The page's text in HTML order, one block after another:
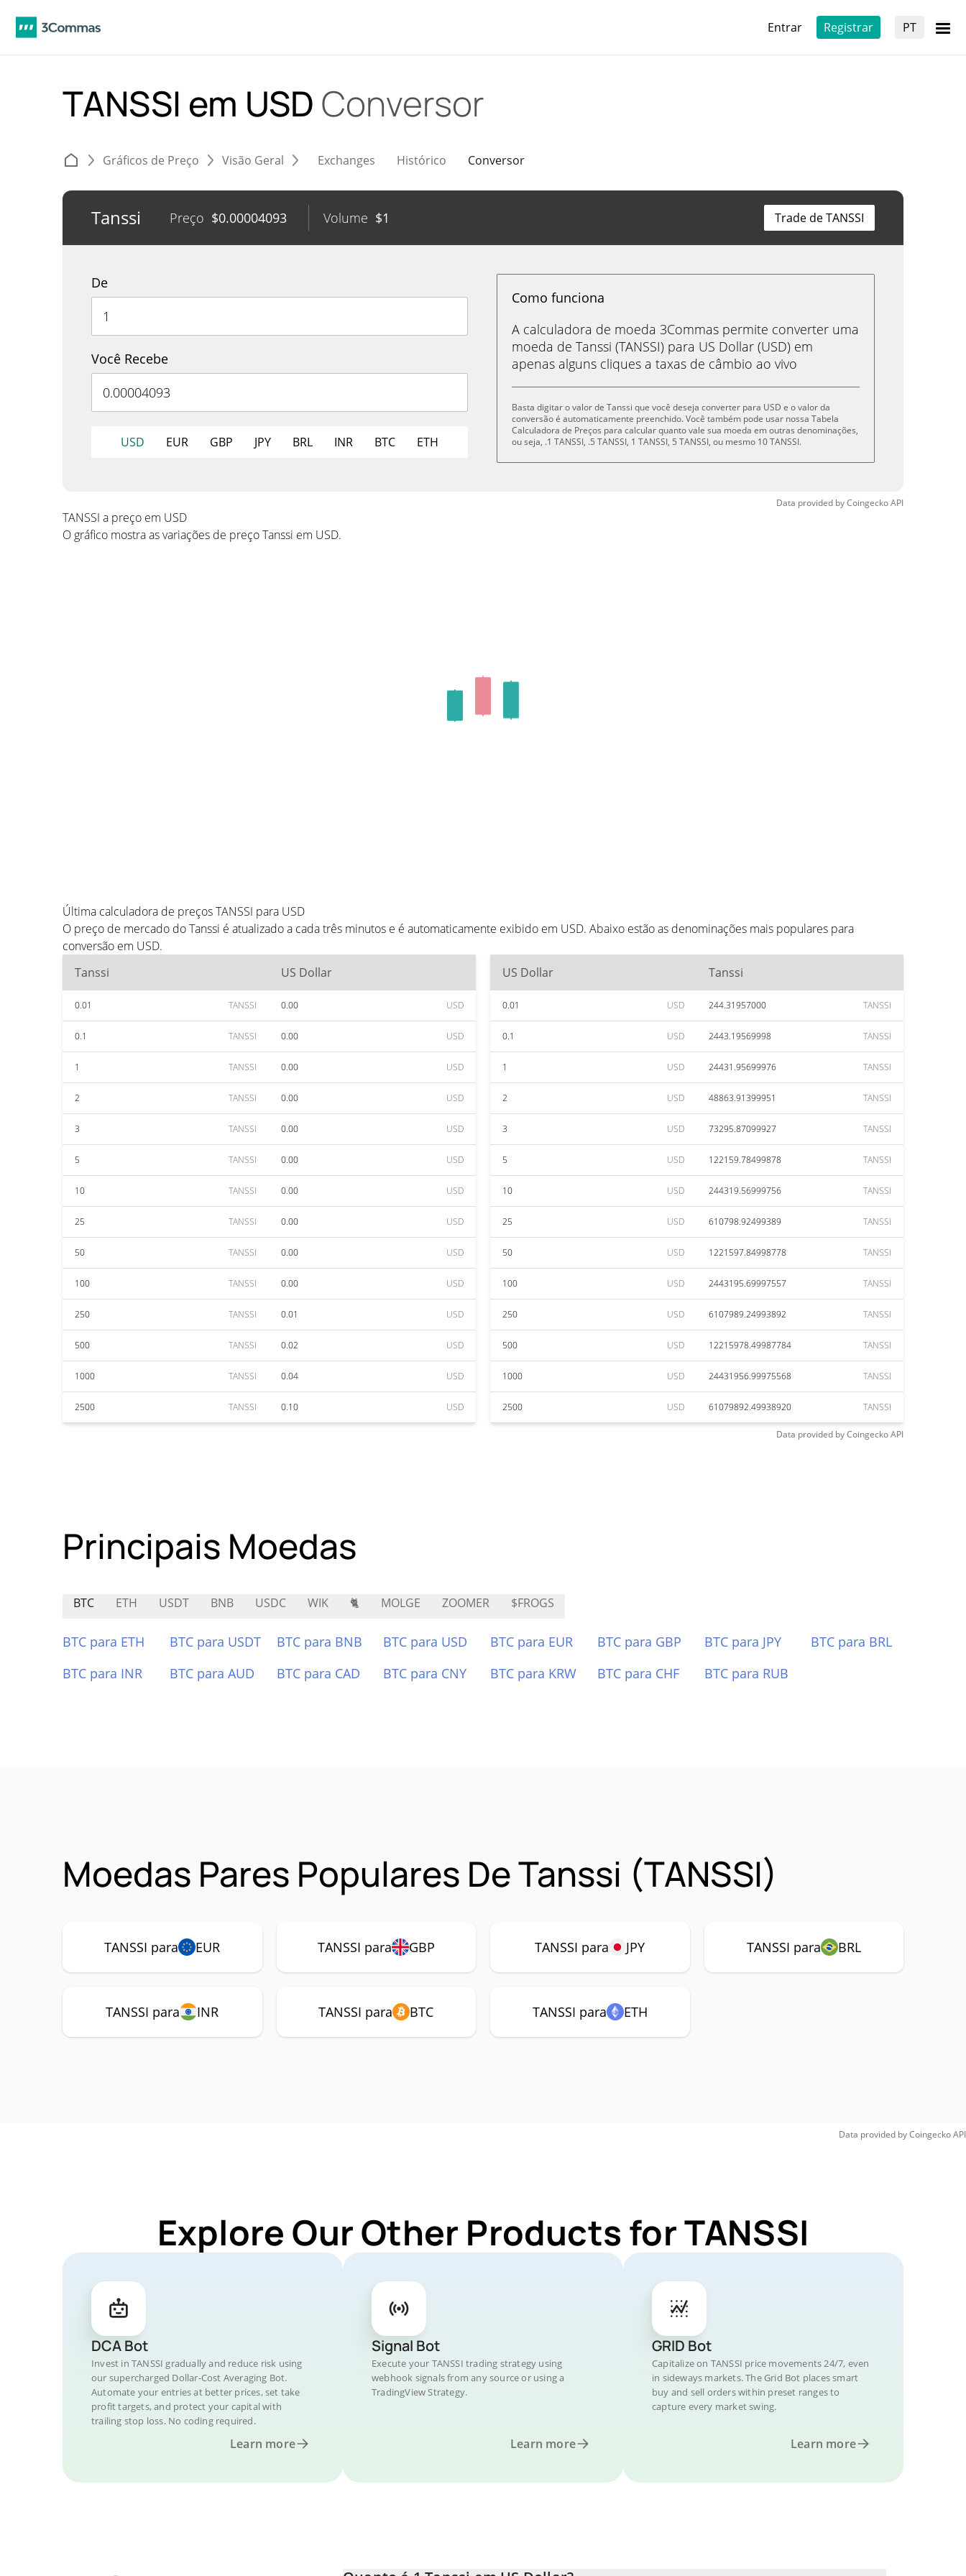
Entrar Registrar PT
TANSSI em USD Conversor
Gráficos de Preço Visão Geral Exchanges Histórico Conversor
Tanssi Preço $0.00004093 Volume $1 Trade de TANSSI
De
Você Recebe
USD EUR GBP JPY BRL INR BTC ETH
Como funciona
A calculadora de moeda 3Commas permite converter uma
moeda de Tanssi (TANSSI) para US Dollar (USD) em
apenas alguns cliques a taxas de câmbio ao vivo
Basta digitar o valor de Tanssi que você deseja converter para USD e o valor da
conversão é automaticamente preenchido. Você também pode usar nossa Tabela
Calculadora de Preços para calcular quanto vale sua moeda em outras denominações,
ou seja, .1 TANSSI, .5 TANSSI, 1 TANSSI, 5 TANSSI, ou mesmo 10 TANSSI.
Data provided byCoingeckoAPI
TANSSI a preço em USD
O gráfico mostra as variações de preço Tanssi em USD.
Última calculadora de preços TANSSI para USD
O preço de mercado do Tanssi é atualizado a cada três minutos e é automaticamente exibido em USD. Abaixo estão as denominações mais populares para
conversão em USD.
Tanssi
US Dollar
0.01 TANSSI 0.00 USD
0.1 TANSSI 0.00 USD
1 TANSSI 0.00 USD
2 TANSSI 0.00 USD
3 TANSSI 0.00 USD
5 TANSSI 0.00 USD
10 TANSSI 0.00 USD
25 TANSSI 0.00 USD
50 TANSSI 0.00 USD
100 TANSSI 0.00 USD
250 TANSSI 0.01 USD
500 TANSSI 0.02 USD
1000 TANSSI 0.04 USD
2500 TANSSI 0.10 USD
US Dollar Tanssi
0.01 USD 244.31957000 TANSSI
0.1 USD 2443.19569998 TANSSI
1 USD 24431.95699976 TANSSI
2 USD 48863.91399951 TANSSI
3 USD 73295.87099927 TANSSI
5 USD 122159.78499878 TANSSI
10 USD 244319.56999756 TANSSI
25 USD 610798.92499389 TANSSI
50 USD 1221597.84998778 TANSSI
100 USD 2443195.69997557 TANSSI
250 USD 6107989.24993892 TANSSI
500 USD 12215978.49987784 TANSSI
1000 USD 24431956.99975568 TANSSI
2500 USD 61079892.49938920 TANSSI
Data provided byCoingeckoAPI
Principais Moedas
BTC ETH USDT BNB USDC WIK 🐈 MOLGE ZOOMER $FROGS
BTC para ETH BTC para USDT BTC para BNB BTC para USD BTC para EUR BTC para GBP BTC para JPY
BTC para BRL
BTC para INR
BTC para AUD BTC para CAD BTC para CNY BTC para KRW BTC para CHF BTC para RUB
Moedas Pares Populares De Tanssi (TANSSI)
TANSSI para EUR TANSSI para GBP TANSSI para JPY TANSSI para BRL
TANSSI para INR TANSSI para BTC TANSSI para ETH
Data provided byCoingeckoAPI
Explore Our Other Products for TANSSI
DCA Bot
Invest in TANSSI gradually and reduce risk using
our supercharged Dollar-Cost Averaging Bot.
Automate your entries at better prices, set take
profit targets, and protect your capital with
trailing stop loss. No coding required.
Learn more
Signal Bot
Execute your TANSSI trading strategy using
webhook signals from any source or using a
TradingView Strategy.
Learn more
GRID Bot
Capitalize on TANSSI price movements 24/7, even
in sideways markets. The Grid Bot places smart
buy and sell orders within preset ranges to
capture every market swing.
Learn more